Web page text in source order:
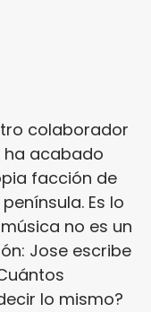
colaborador
ha acabado
facción de
Es lo
no es un
Jose escribe
lo mismo?